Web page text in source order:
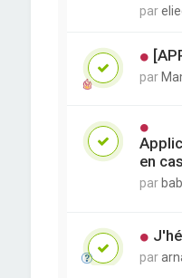
par
par
en
par
par